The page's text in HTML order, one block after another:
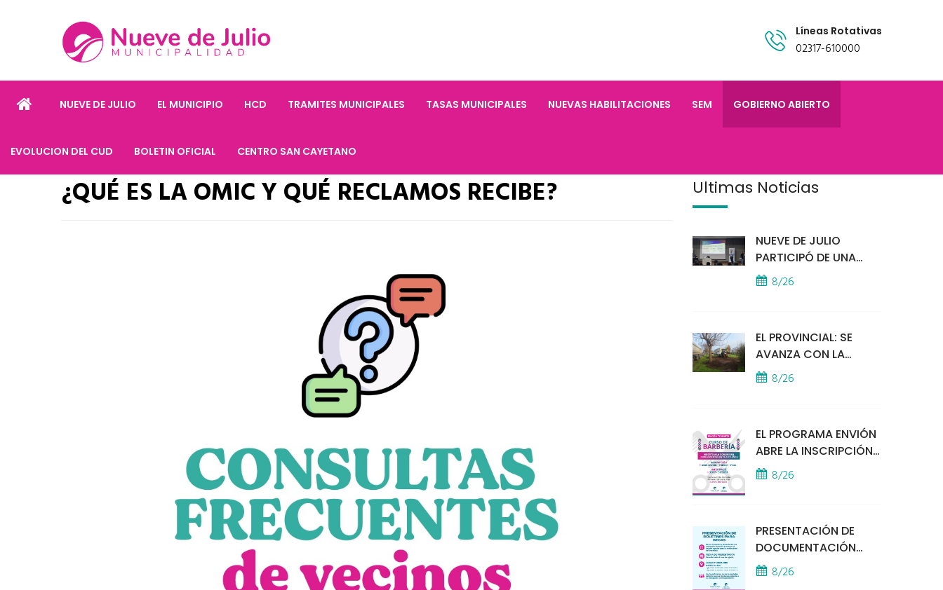
Líneas Rotativas
02317-610000
NUEVE DE JULIO EL MUNICIPIO HCD TRAMITES MUNICIPALES TASAS MUNICIPALES NUEVAS HABILITACIONES SEM GOBIERNO ABIERTO
EVOLUCION DEL CUD BOLETIN OFICIAL CENTRO SAN CAYETANO
¿QUÉ ES LA OMIC Y QUÉ RECLAMOS RECIBE? Últimas Noticias
NUEVE DE JULIO
PARTICIPÓ DE UNA
IMPORTANTE
CAPACITACIÓN
8/26
EL PROVINCIAL: SE
AVANZA CON LA
INSTALACIÓN DEL
MÓDULO POLICIAL
8/26
EL PROGRAMA ENVIÓN
ABRE LA INSCRIPCIÓN
A UN CURSO DE
BARBERÍA
8/26
PRESENTACIÓN DE
DOCUMENTACIÓN
PARA BECAS
EDUCATIVAS
8/26